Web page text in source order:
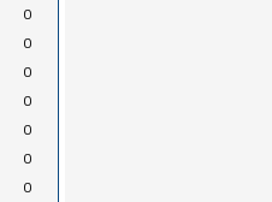
0
0
0
0
0
0
0